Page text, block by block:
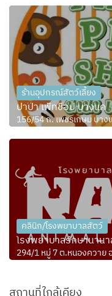
ร้านอุปกรณ์สัตว์เลี้ยง
ปาป๊า เพ็ทช็อป บางแค
156/54 ถ. เพชรเกษม บา
คลินิก/โรงพยาบาลสัตว์
โรงพยาบาลรักษานาน
294/1 หมู่ 7 ต.หนองควาย